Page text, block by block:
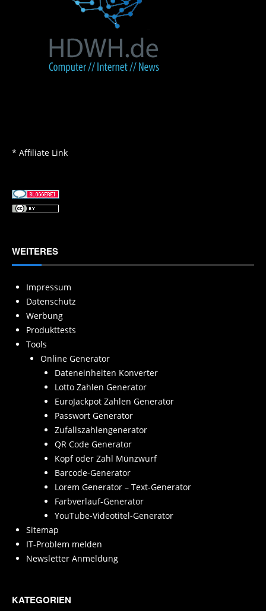
* Affiliate Link
WEITERES
Impressum
Datenschutz
Werbung
Produkttests
Tools
Online Generator
Dateneinheiten Konverter
Lotto Zahlen Generator
EuroJackpot Zahlen Generator
Passwort Generator
Zufallszahlengenerator
QR Code Generator
Kopf oder Zahl Münzwurf
Barcode-Generator
Lorem Generator – Text-Generator
Farbverlauf-Generator
YouTube-Videotitel-Generator
Sitemap
IT-Problem melden
Newsletter Anmeldung
KATEGORIEN